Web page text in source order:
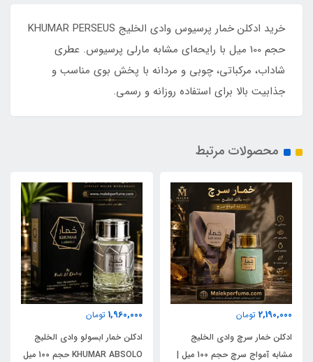
خرید ادکلن خمار پرسیوس وادی الخلیج KHUMAR PERSEUS
حجم 100 میل با رایحه‌ای مشابه مارلی پرسیوس. عطری
شاداب، مرکباتی، چوبی و مردانه با پخش بوی مناسب و
جذابیت بالا برای استفاده روزانه و رسمی.
محصولات مرتبط
2,190,000 تومان
ادکلن خمار سرچ وادی الخلیج
مشابه آمواج سرچ حجم 100 میل |
1,960,000 تومان
ادکلن خمار ابسولو وادی الخلیج
KHUMAR ABSOLO حجم 100 میل